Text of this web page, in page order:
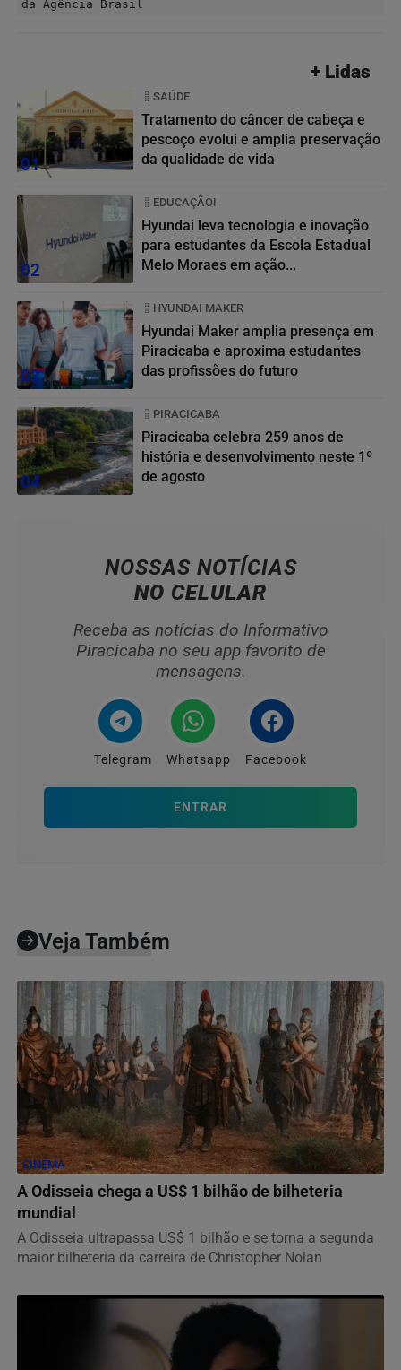
da Agência Brasil
+ Lidas
01
SAÚDE
Tratamento do câncer de cabeça e
pescoço evolui e amplia preservação
da qualidade de vida
02
EDUCAÇÃO!
Hyundai leva tecnologia e inovação
para estudantes da Escola Estadual
Melo Moraes em ação...
03
HYUNDAI MAKER
Hyundai Maker amplia presença em
Piracicaba e aproxima estudantes
das profissões do futuro
04
PIRACICABA
Piracicaba celebra 259 anos de
história e desenvolvimento neste 1º
de agosto
NOSSAS NOTÍCIAS
NO CELULAR
Receba as notícias do Informativo
Piracicaba no seu app favorito de
mensagens.
Telegram Whatsapp Facebook
ENTRAR
Veja Também
CINEMA
A Odisseia chega a US$ 1 bilhão de bilheteria
mundial
A Odisseia ultrapassa US$ 1 bilhão e se torna a segunda
maior bilheteria da carreira de Christopher Nolan